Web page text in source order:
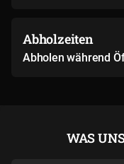
Abholzeiten
Abholen während
WAS